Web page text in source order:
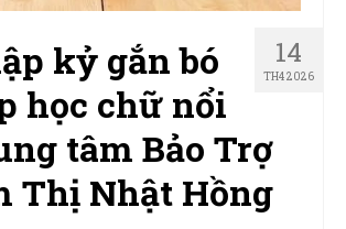
14
TH4 2026
kỷ gắn bó
học chữ nổi
tâm Bảo Trợ
Thị Nhật Hồng